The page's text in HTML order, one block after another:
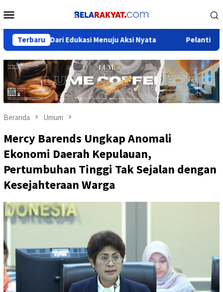
ke
Mobile
Terbaru
Edukasi Menuju Aksi Nyata Pelantikan Orsat ICMI
Beranda Umum
Mercy Barends Ungkap Anomali
Ekonomi Daerah Kepulauan,
Pertumbuhan Tinggi Tak Sejalan dengan
Kesejahteraan Warga